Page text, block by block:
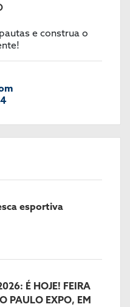
e construa o
esportiva
É HOJE! FEIRA
PAULO EXPO, EM